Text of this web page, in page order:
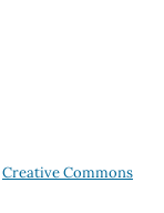
Creative Commons